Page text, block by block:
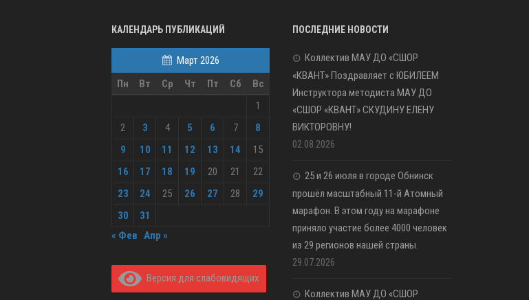
КАЛЕНДАРЬ ПУБЛИКАЦИЙ
Март 2026
Пн
Вт Ср Чт Пт Сб
Вс
1
2
3 4 5 6 7
8
9
10 11 12 13 14
15
16
17 18 19 20 21
22
23
24 25 26 27 28
29
30
31
« Фев Апр »
Версия для слабовидящих
ПОСЛЕДНИЕ НОВОСТИ
Коллектив МАУ ДО «СШОР
«КВАНТ» Поздравляет с ЮБИЛЕЕМ
Инструктора методиста МАУ ДО
«СШОР «КВАНТ» СКУДИНУ ЕЛЕНУ
ВИКТОРОВНУ!
02.08.2026
25 и 26 июля в городе Обнинск
прошёл масштабный 11-й Атомный
марафон. В этом году на марафоне
приняло участие более 4000 человек
из 29 регионов нашей страны.
29.07.2026
Коллектив МАУ ДО «СШОР